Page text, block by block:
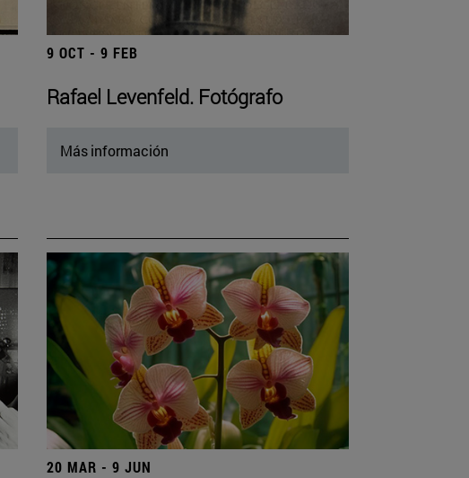
9 OCT - 9 FEB
Rafael Levenfeld. Fotógrafo
Más información
20 MAR - 9 JUN